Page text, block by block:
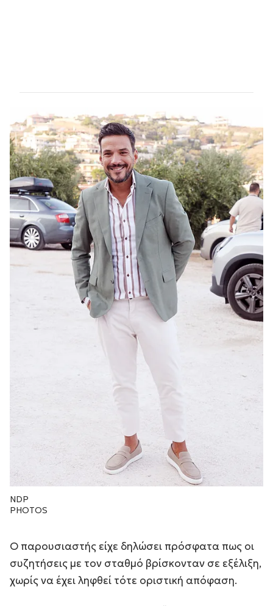
NDP
PHOTOS
Ο παρουσιαστής είχε δηλώσει πρόσφατα πως οι
συζητήσεις με τον σταθμό βρίσκονταν σε εξέλιξη,
χωρίς να έχει ληφθεί τότε οριστική απόφαση.